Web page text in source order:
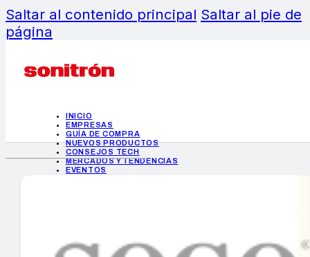
Saltar al contenido principal Saltar al pie de
página
INICIO
EMPRESAS
GUÍA DE COMPRA
NUEVOS PRODUCTOS
CONSEJOS TECH
MERCADOS Y TENDENCIAS
EVENTOS